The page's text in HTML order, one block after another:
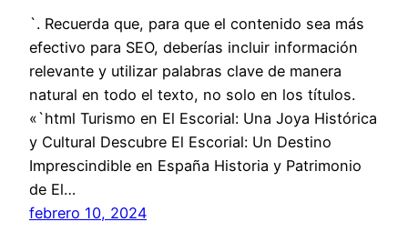
`. Recuerda que, para que el contenido sea más
efectivo para SEO, deberías incluir información
relevante y utilizar palabras clave de manera
natural en todo el texto, no solo en los títulos.
«`html Turismo en El Escorial: Una Joya Histórica
y Cultural Descubre El Escorial: Un Destino
Imprescindible en España Historia y Patrimonio
de El…
febrero 10, 2024